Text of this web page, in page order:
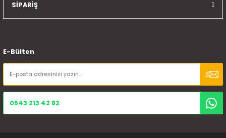
SİPARİŞ
E-Bülten
0543 213 42 82